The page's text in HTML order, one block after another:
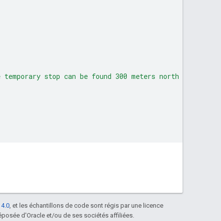
stop can be found 300 meters north at Oak
, et les échantillons de code sont régis par une licence
d'Oracle et/ou de ses sociétés affiliées.